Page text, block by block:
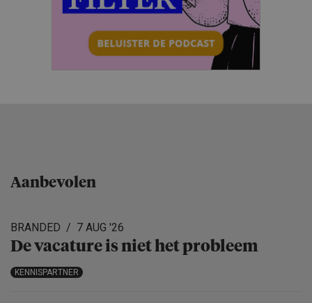
Aanbevolen
BRANDED 7 AUG '26
De vacature is niet het probleem
KENNISPARTNER